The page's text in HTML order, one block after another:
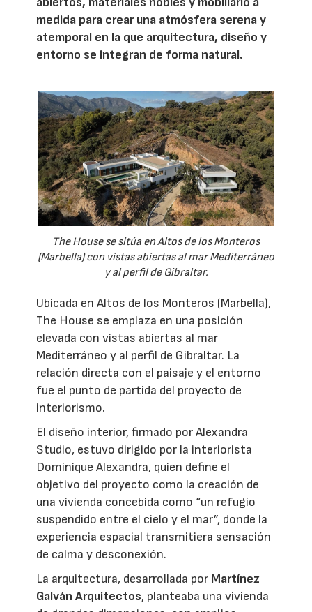
medida para crear una atmósfera serena y
atemporal en la que arquitectura, diseño y
entorno se integran de forma natural.
The House se sitúa en Altos de los Monteros
(Marbella) con vistas abiertas al mar Mediterráneo
y al perfil de Gibraltar.
Ubicada en Altos de los Monteros (Marbella),
The House se emplaza en una posición
elevada con vistas abiertas al mar
Mediterráneo y al perfil de Gibraltar. La
relación directa con el paisaje y el entorno
fue el punto de partida del proyecto de
interiorismo.
El diseño interior, firmado por Alexandra
Studio, estuvo dirigido por la interiorista
Dominique Alexandra, quien define el
objetivo del proyecto como la creación de
una vivienda concebida como “un refugio
suspendido entre el cielo y el mar”, donde la
experiencia espacial transmitiera sensación
de calma y desconexión.
La arquitectura, desarrollada por Martínez
Galván Arquitectos, planteaba una vivienda